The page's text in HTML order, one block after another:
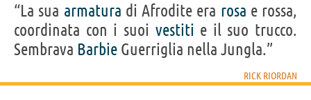
“La sua armatura di Afrodite era rosa e rossa,
coordinata con i suoi vestiti e il suo trucco.
Sembrava Barbie Guerriglia nella Jungla.”
RICK RIORDAN